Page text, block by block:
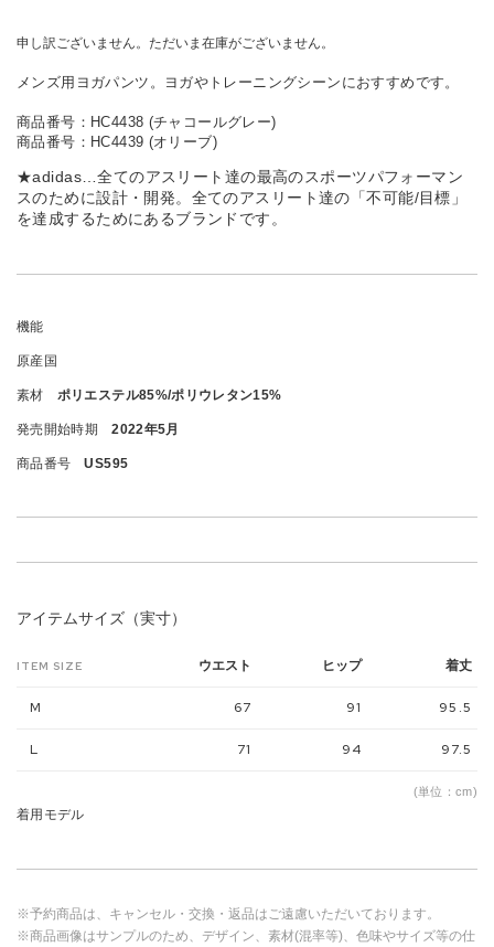
申し訳ございません。ただいま在庫がございません。
メンズ用ヨガパンツ。ヨガやトレーニングシーンにおすすめです。
商品番号：HC4438 (チャコールグレー)
商品番号：HC4439 (オリーブ)
★adidas…全てのアスリート達の最高のスポーツパフォーマン
スのために設計・開発。全てのアスリート達の「不可能/目標」
を達成するためにあるブランドです。
機能
原産国
素材 ポリエステル85%/ポリウレタン15%
発売開始時期 2022年5月
商品番号 US595
アイテムサイズ（実寸）
ITEM SIZE ウエスト ヒップ 着丈
M 67 91 95.5
L 71 94 97.5
(単位：cm)
着用モデル
※予約商品は、キャンセル・交換・返品はご遠慮いただいております。
※商品画像はサンプルのため、デザイン、素材(混率等)、色味やサイズ等の仕